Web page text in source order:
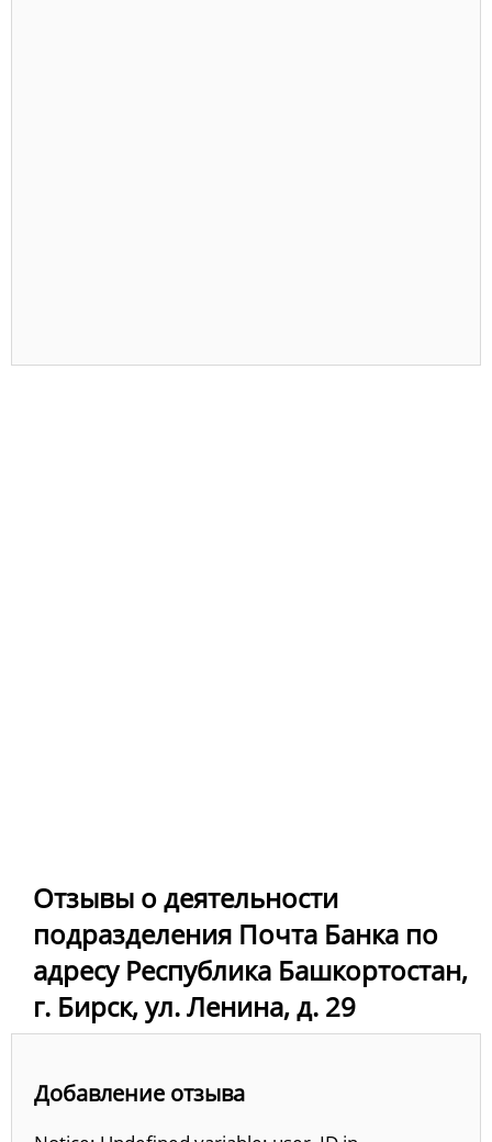
Отзывы о деятельности
подразделения Почта Банка по
адресу Республика Башкортостан,
г. Бирск, ул. Ленина, д. 29
Добавление отзыва